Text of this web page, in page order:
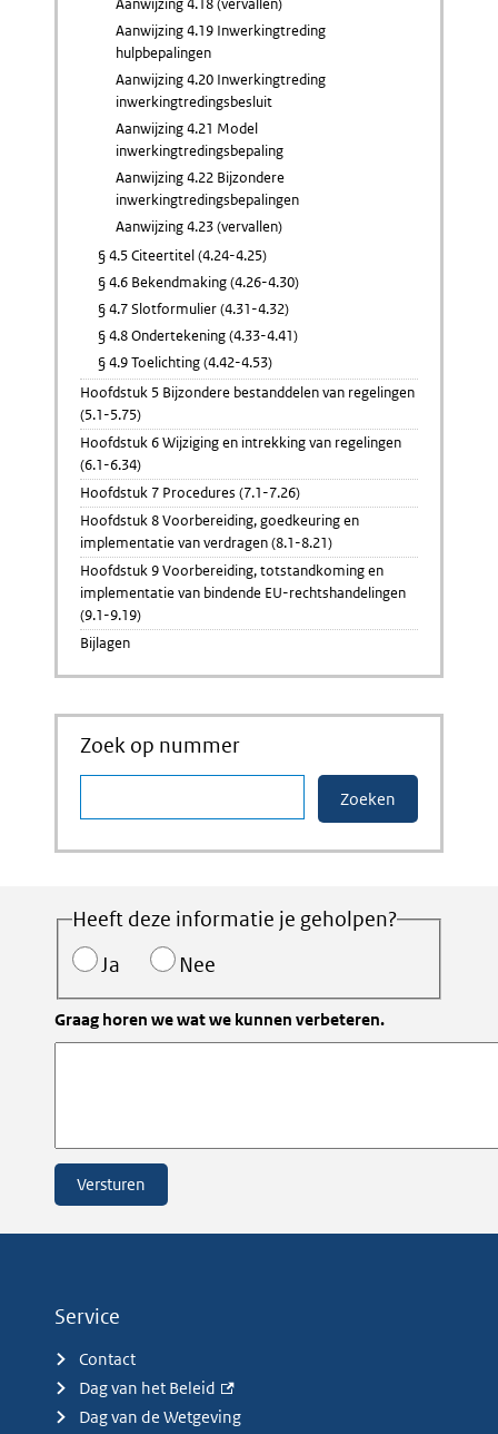
Aanwijzing 4.18 (vervallen)
Aanwijzing 4.19 Inwerkingtreding
hulpbepalingen
Aanwijzing 4.20 Inwerkingtreding
inwerkingtredingsbesluit
Aanwijzing 4.21 Model
inwerkingtredingsbepaling
Aanwijzing 4.22 Bijzondere
inwerkingtredingsbepalingen
Aanwijzing 4.23 (vervallen)
§ 4.5 Citeertitel (4.24-4.25)
§ 4.6 Bekendmaking (4.26-4.30)
§ 4.7 Slotformulier (4.31-4.32)
§ 4.8 Ondertekening (4.33-4.41)
§ 4.9 Toelichting (4.42-4.53)
Hoofdstuk 5 Bijzondere bestanddelen van regelingen
(5.1-5.75)
Hoofdstuk 6 Wijziging en intrekking van regelingen
(6.1-6.34)
Hoofdstuk 7 Procedures (7.1-7.26)
Hoofdstuk 8 Voorbereiding, goedkeuring en
implementatie van verdragen (8.1-8.21)
Hoofdstuk 9 Voorbereiding, totstandkoming en
implementatie van bindende EU-rechtshandelingen
(9.1-9.19)
Bijlagen
Zoek op nummer
Heeft deze informatie je geholpen?
Ja
Nee
Graag horen we wat we kunnen verbeteren.
Service
Contact
Dag van het Beleid
Dag van de Wetgeving